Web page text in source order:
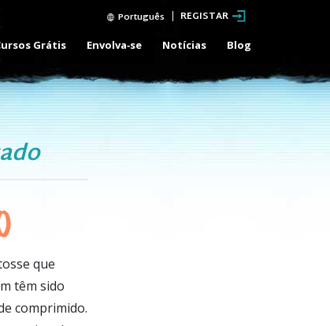
Português REGISTAR
Grátis Envolva‑se Notícias Blog
que
têm sido
comprimido.